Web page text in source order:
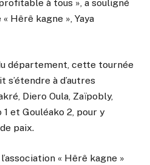
à tous », a souligné
Hêrê kagne », Yaya
département, cette tournée
à d’autres
Diero Oula, Zaïpobly,
1 et Gouléako 2, pour y
paix.
« Hêrê kagne »